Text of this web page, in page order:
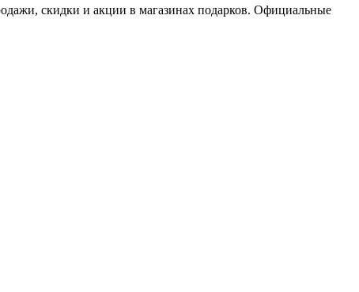
скидки и акции в магазинах подарков. Официальные